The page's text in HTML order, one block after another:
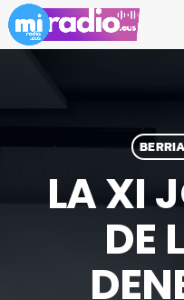
LA XI
DE